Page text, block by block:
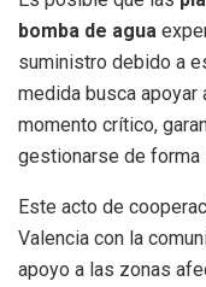
bomba de agua
suministro debido a
medida busca
momento crítico,
gestionarse de forma
Este acto de
Valencia con la
apoyo a las zonas